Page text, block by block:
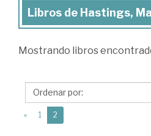
Libros
Hastings,
Libros de Hastings,
Mostrando libros
« 1 2